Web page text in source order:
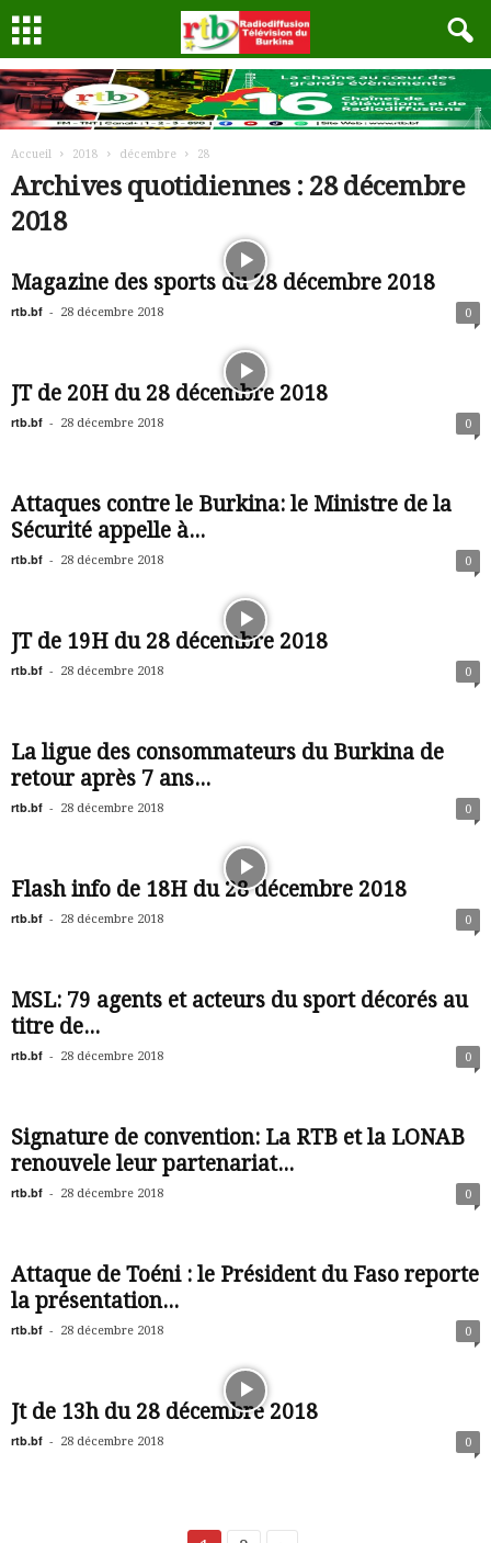
Accueil 2018 décembre 28
Archives quotidiennes : 28 décembre
2018
Magazine des sports du 28 décembre 2018
rtb.bf - 28 décembre 2018 0
JT de 20H du 28 décembre 2018
rtb.bf - 28 décembre 2018 0
Attaques contre le Burkina: le Ministre de la
Sécurité appelle à...
rtb.bf - 28 décembre 2018 0
JT de 19H du 28 décembre 2018
rtb.bf - 28 décembre 2018 0
La ligue des consommateurs du Burkina de
retour après 7 ans...
rtb.bf - 28 décembre 2018 0
Flash info de 18H du 28 décembre 2018
rtb.bf - 28 décembre 2018 0
MSL: 79 agents et acteurs du sport décorés au
titre de...
rtb.bf - 28 décembre 2018 0
Signature de convention: La RTB et la LONAB
renouvele leur partenariat...
rtb.bf - 28 décembre 2018 0
Attaque de Toéni : le Président du Faso reporte
la présentation...
rtb.bf - 28 décembre 2018 0
Jt de 13h du 28 décembre 2018
rtb.bf - 28 décembre 2018 0